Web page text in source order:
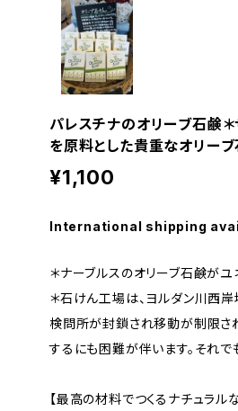
パレスチナのオリーブ石鹸
を原料とした貴重なオリー
¥1,100
International shipping
＊ナーブルスのオリーブ石鹸が
＊石けん工場は、ヨルダン川西岸
検問所が封鎖され移動が制限さ
するにも困難が伴います。それで
【最高の材料でつくるナチュラル